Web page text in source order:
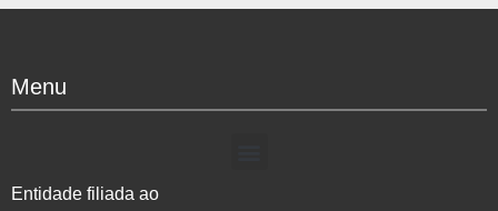
Menu
Entidade filiada ao